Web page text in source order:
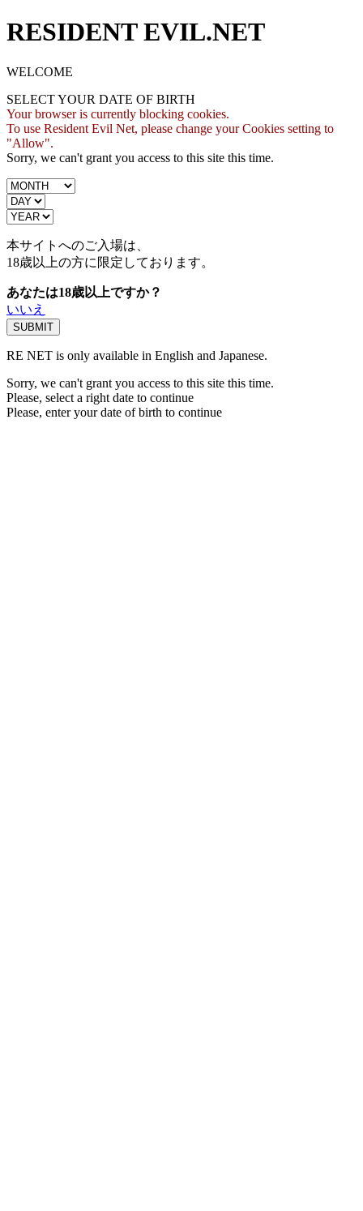
RESIDENT EVIL.NET
WELCOME
SELECT YOUR DATE OF BIRTH
Your browser is currently blocking cookies.
To use Resident Evil Net, please change your Cookies setting to
"Allow".
Sorry, we can't grant you access to this site this time.
本サイトへのご入場は、
18歳以上の方に限定しております。
あなたは18歳以上ですか？
いいえ
RE NET is only available in English and Japanese.
Sorry, we can't grant you access to this site this time.
Please, select a right date to continue
Please, enter your date of birth to continue